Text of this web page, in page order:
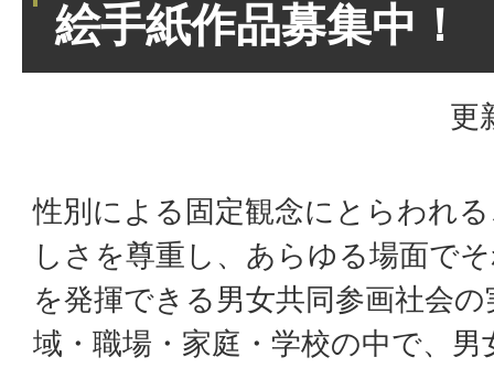
絵手紙作品募集中！
更
性別による固定観念にとらわれ
しさを尊重し、あらゆる場面で
を発揮できる男女共同参画社会
域・職場・家庭・学校の中で、